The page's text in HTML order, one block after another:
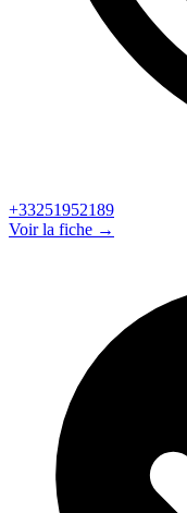
+33251952189
Voir la fiche →